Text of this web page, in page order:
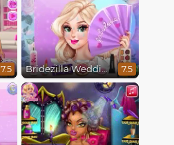
7.5 Bridezilla Wedding Makeover 7.5